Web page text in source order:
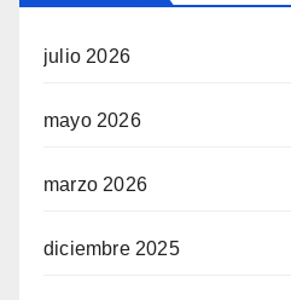
julio 2026
mayo 2026
marzo 2026
diciembre 2025